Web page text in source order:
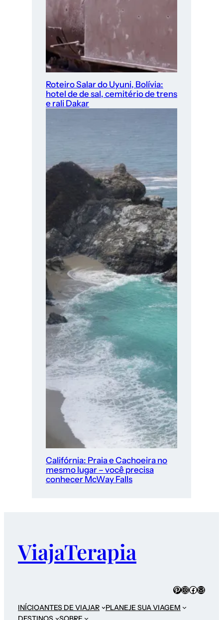
Roteiro Salar do Uyuni, Bolívia:
hotel de de sal, cemitério de trens
e rali Dakar
Califórnia: Praia e Cachoeira no
mesmo lugar – você precisa
conhecer McWay Falls
ViajaTerapia
INÍCIOANTES DE VIAJAR
PLANEJE SUA VIAGEM